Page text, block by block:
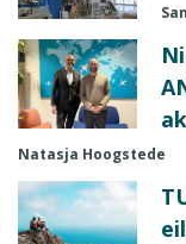
Natasja Hoogstede